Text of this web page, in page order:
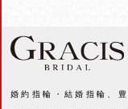
婚約指輪・結婚指輪、